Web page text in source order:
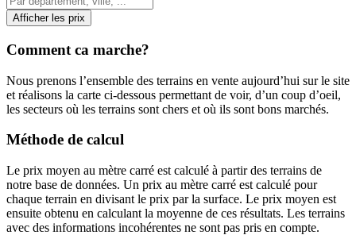
Afficher les prix
Comment ca marche?
Nous prenons l’ensemble des terrains en vente aujourd’hui sur le site
et réalisons la carte ci-dessous permettant de voir, d’un coup d’oeil,
les secteurs où les terrains sont chers et où ils sont bons marchés.
Méthode de calcul
Le prix moyen au mètre carré est calculé à partir des terrains de
notre base de données. Un prix au mètre carré est calculé pour
chaque terrain en divisant le prix par la surface. Le prix moyen est
ensuite obtenu en calculant la moyenne de ces résultats. Les terrains
avec des informations incohérentes ne sont pas pris en compte.